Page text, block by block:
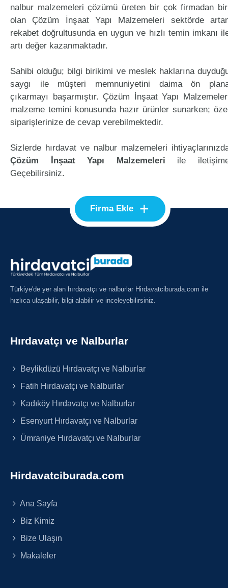
nalbur malzemeleri çözümü üreten bir çok firmadan
olan Çözüm İnşaat Yapı Malzemeleri sektörde
rekabet doğrultusunda en uygun ve hızlı temin imkanı
artı değer kazanmaktadır.
Sahibi olduğu; bilgi birikimi ve meslek haklarına
saygı ile müşteri memnuniyetini daima ön
çıkarmayı başarmıştır. Çözüm İnşaat Yapı
malzeme temini konusunda hazır ürünler sunarken;
siparişlerinize de cevap verebilmektedir.
Sizlerde hırdavat ve nalbur malzemeleri
Çözüm İnşaat Yapı Malzemeleri ile
Geçebilirsiniz.
Firma Ekle +
Türkiye'de yer alan hırdavatçı ve nalburlar Hirdavatciburada.com ile
hızlıca ulaşabilir, bilgi alabilir ve inceleyebilirsiniz.
Hırdavatçı ve Nalburlar
Beylikdüzü Hırdavatçı ve Nalburlar
Fatih Hırdavatçı ve Nalburlar
Kadıköy Hırdavatçı ve Nalburlar
Esenyurt Hırdavatçı ve Nalburlar
Ümraniye Hırdavatçı ve Nalburlar
Hirdavatciburada.com
Ana Sayfa
Biz Kimiz
Bize Ulaşın
Makaleler